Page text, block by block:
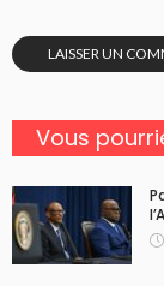
LAISSER UN
Vous